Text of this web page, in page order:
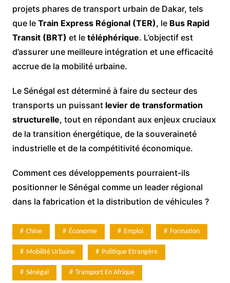
projets phares de transport urbain de Dakar, tels
que le Train Express Régional (TER), le Bus Rapid
Transit (BRT) et le téléphérique. L’objectif est
d’assurer une meilleure intégration et une efficacité
accrue de la mobilité urbaine.
Le Sénégal est déterminé à faire du secteur des
transports un puissant levier de transformation
structurelle, tout en répondant aux enjeux cruciaux
de la transition énergétique, de la souveraineté
industrielle et de la compétitivité économique.
Comment ces développements pourraient-ils
positionner le Sénégal comme un leader régional
dans la fabrication et la distribution de véhicules ?
Chine Économie Emploi Formation
Mobilité Urbaine Politique Etrangère
Sénégal Transport En Afrique